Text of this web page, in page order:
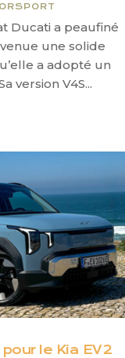
Ducati a peaufiné
une solide
a adopté un
version V4S...
le Kia EV2